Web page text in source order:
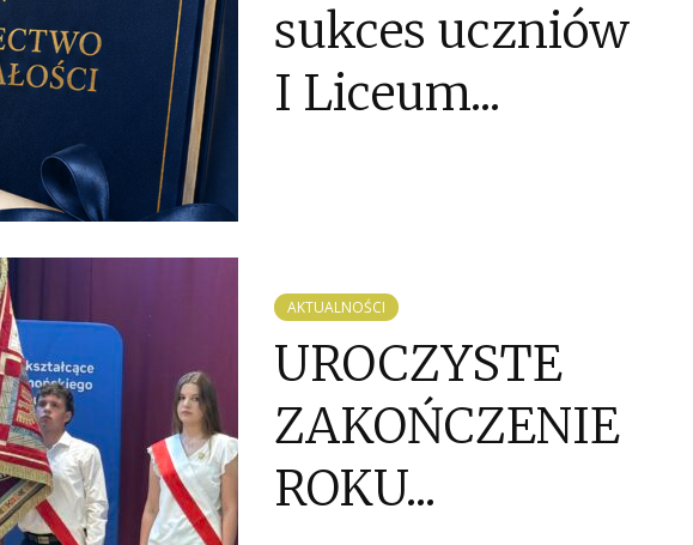
sukces uczniów
I Liceum...
AKTUALNOŚCI
UROCZYSTE
ZAKOŃCZENIE
ROKU...